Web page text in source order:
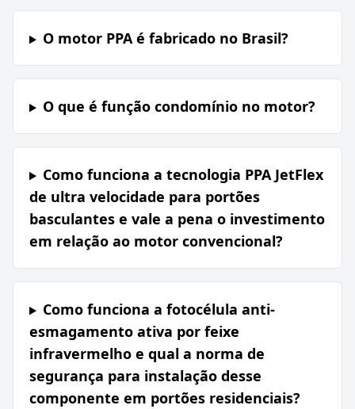
O motor PPA é fabricado no Brasil?
O que é função condomínio no motor?
Como funciona a tecnologia PPA JetFlex
de ultra velocidade para portões
basculantes e vale a pena o investimento
em relação ao motor convencional?
Como funciona a fotocélula anti-
esmagamento ativa por feixe
infravermelho e qual a norma de
segurança para instalação desse
componente em portões residenciais?